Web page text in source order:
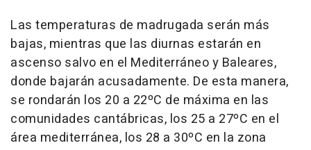
Las temperaturas de madrugada serán más
bajas, mientras que las diurnas estarán en
ascenso salvo en el Mediterráneo y Baleares,
donde bajarán acusadamente. De esta manera,
se rondarán los 20 a 22ºC de máxima en las
comunidades cantábricas, los 25 a 27ºC en el
área mediterránea, los 28 a 30ºC en la zona